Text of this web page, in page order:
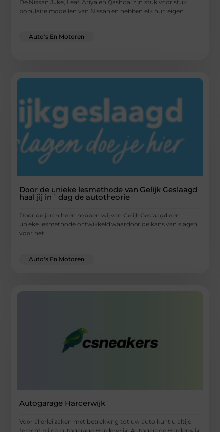
De Nissan Juke, Leaf, Ariya en Qashqai zijn stuk voor stuk
populaire modellen van Nissan en hebben elk hun eigen
...
Auto's En Motoren
Door de unieke lesmethode van Gelijk Geslaagd
haal jij in 1 dag de autotheorie
Door de jaren heen hebben wij van Gelijk Geslaagd een
unieke lesmethode ontwikkeld waardoor de kans van slagen
voor het
Auto's En Motoren
Autogarage Harderwijk
Voor allerlei zaken met betrekking tot uw auto kunt u altijd
terecht bij de autogarage Harderwijk. Autogarage Harderwijk